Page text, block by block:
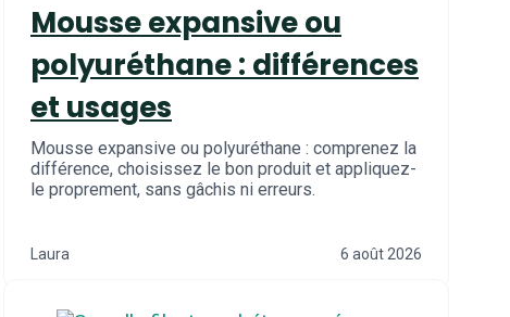
Mousse expansive ou
polyuréthane : différences
et usages
Mousse expansive ou polyuréthane : comprenez la
différence, choisissez le bon produit et appliquez-
le proprement, sans gâchis ni erreurs.
Laura 6 août 2026